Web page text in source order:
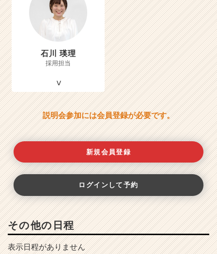
石川 瑛理
採用担当
説明会参加には会員登録が必要です。
新規会員登録
ログインして予約
その他の日程
表示日程がありません